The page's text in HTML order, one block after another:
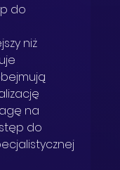
do
niż
na
do